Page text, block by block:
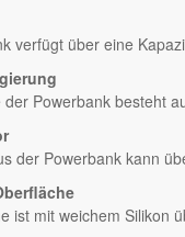
verfügt über eine
der Powerbank besteht
der Powerbank kann
ist mit weichem Silikon